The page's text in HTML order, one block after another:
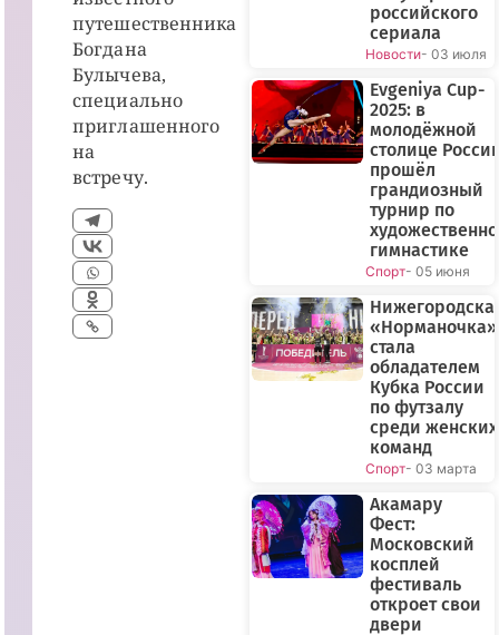
путешественника
Богдана
Булычева,
специально
приглашенного
на
встречу.
российского
сериала
Новости- 03 июля
Evgeniya Cup-
2025: в
молодёжной
столице
прошёл
грандиозный
турнир по
гимнастике
Спорт- 05 июня
«Норманочка»
стала
обладателем
Кубка России
по футзалу
среди женских
команд
Спорт- 03 марта
Акамару
Фест:
Московский
косплей
фестиваль
откроет свои
двери